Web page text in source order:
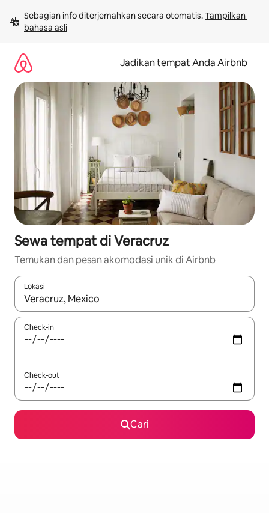
langsung
lihat
Sebagian info diterjemahkan secara otomatis. Tampilkan
bahasa asli
Jadikan tempat Anda Airbnb
Sewa tempat di Veracruz
Temukan dan pesan akomodasi unik di Airbnb
Lokasi
Jika hasil yang dicari tersedia, telusuri dengan tombol panah
Check-in
Check-out
Cari